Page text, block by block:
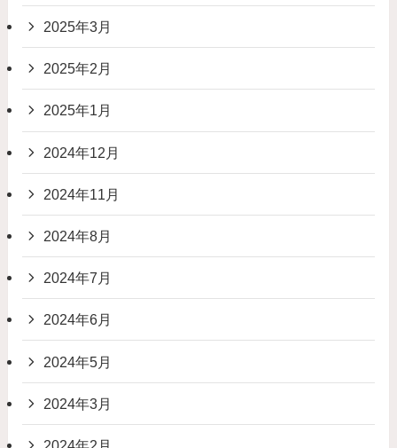
2025年3月
2025年2月
2025年1月
2024年12月
2024年11月
2024年8月
2024年7月
2024年6月
2024年5月
2024年3月